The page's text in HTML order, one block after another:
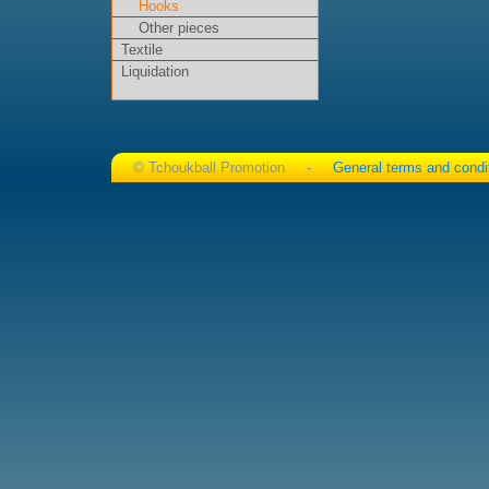
Hooks
Other pieces
Textile
Liquidation
© Tchoukball Promotion - General terms and